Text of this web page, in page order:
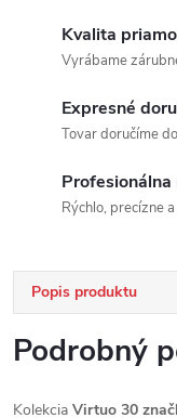
Kvalita
Vyrábame
Expresné
Tovar doručíme
Rýchlo, precízne
Popis produktu
Podrobný
Kolekcia Virtuo 30